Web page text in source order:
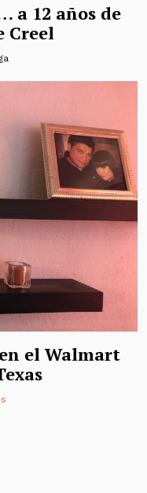
a 12 años de
Creel
el Walmart